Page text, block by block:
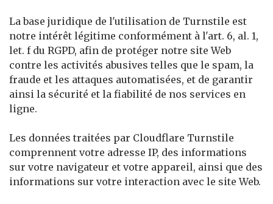
La base juridique de l'utilisation de Turnstile est
notre intérêt légitime conformément à l'art. 6, al. 1,
let. f du RGPD, afin de protéger notre site Web
contre les activités abusives telles que le spam, la
fraude et les attaques automatisées, et de garantir
ainsi la sécurité et la fiabilité de nos services en
ligne.
Les données traitées par Cloudflare Turnstile
comprennent votre adresse IP, des informations
sur votre navigateur et votre appareil, ainsi que des
informations sur votre interaction avec le site Web.